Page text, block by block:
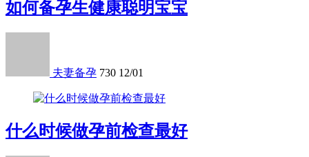
如何备孕生健康聪明宝宝
夫妻备孕 730 12/01
什么时候做孕前检查最好